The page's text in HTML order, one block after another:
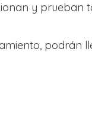
y prueban
podrán